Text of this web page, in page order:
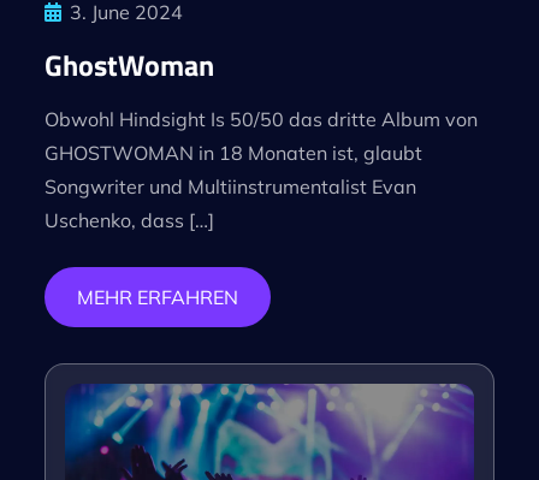
3. June 2024
GhostWoman
Obwohl Hindsight Is 50/50 das dritte Album von
GHOSTWOMAN in 18 Monaten ist, glaubt
Songwriter und Multiinstrumentalist Evan
Uschenko, dass […]
MEHR ERFAHREN